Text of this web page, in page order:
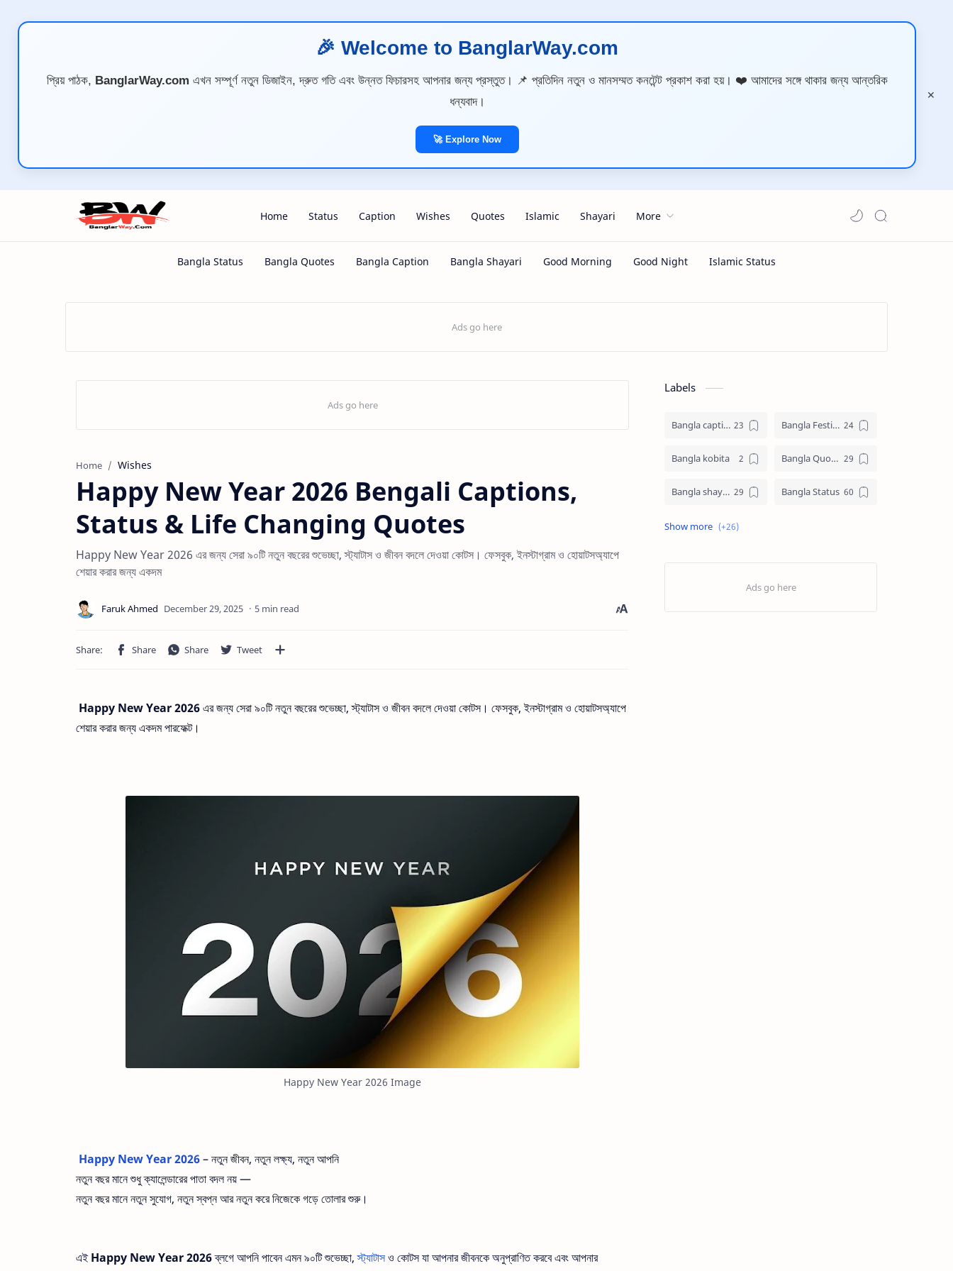
🎉 Welcome to BanglarWay.com
প্রিয় পাঠক, BanglarWay.com এখন সম্পূর্ণ নতুন ডিজাইন, দ্রুত গতি এবং উন্নত ফিচারসহ আপনার জন্য প্রস্তুত। 📌 প্রতিদিন নতুন ও মানসম্মত কনটেন্ট প্রকাশ করা হয়। ❤️ আমাদের সঙ্গে থাকার জন্য আন্তরিক
ধন্যবাদ।
🚀 Explore Now
Home Status Caption Wishes Quotes Islamic Shayari More
Home Wishes
Happy New Year 2026 Bengali Captions,
Status & Life Changing Quotes
Happy New Year 2026 এর জন্য সেরা ৯০টি নতুন বছরের শুভেচ্ছা, স্ট্যাটাস ও জীবন বদলে দেওয়া কোটস। ফেসবুক, ইনস্টাগ্রাম ও হোয়াটসঅ্যাপে
শেয়ার করার জন্য একদম
5 min read
Happy New Year 2026এর জন্য সেরা ৯০টি নতুন বছরের শুভেচ্ছা, স্ট্যাটাস ও জীবন বদলে দেওয়া কোটস। ফেসবুক, ইনস্টাগ্রাম ও হোয়াটসঅ্যাপে
শেয়ার করার জন্য একদম পারফেক্ট।
Happy New Year 2026 Image
Happy New Year 2026– নতুন জীবন, নতুন লক্ষ্য, নতুন আপনি
নতুন বছর মানে শুধু ক্যালেন্ডারের পাতা বদল নয় —
নতুন বছর মানে নতুন সুযোগ, নতুন স্বপ্ন আর নতুন করে নিজেকে গড়ে তোলার শুরু।
এই Happy New Year 2026ব্লগে আপনি পাবেন এমন ৯০টি শুভেচ্ছা,স্ট্যাটাসও কোটস যা আপনার জীবনকে অনুপ্রাণিত করবে এবং আপনার
Labels
Bangla caption Bangla Festival
Bangla kobita Bangla Quotes
Bangla shayari Bangla Status
Biography
Facts